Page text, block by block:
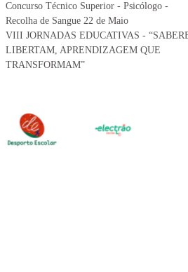
Concurso Técnico Superior - Psicólogo -
Recolha de Sangue 22 de Maio
VIII JORNADAS EDUCATIVAS -
LIBERTAM, APRENDIZAGEM QUE
TRANSFORMAM”